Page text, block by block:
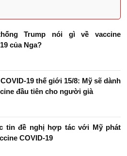
Trump nói gì về vaccine
của Nga?
19 thế giới 15/8: Mỹ sẽ dành
đầu tiên cho người già
tin đề nghị hợp tác với Mỹ phát
COVID-19